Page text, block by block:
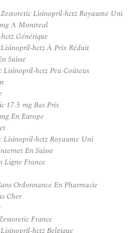
Lisinopril-hctz Royaume Uni
A Montreal
Générique
hctz À Prix Réduit
Suisse
Lisinopril-hctz Peu Coûteux
17.5 mg Bas Prix
En Europe
Lisinopril-hctz Royaume Uni
En Suisse
Ligne France
Ordonnance En Pharmacie
Cher
France